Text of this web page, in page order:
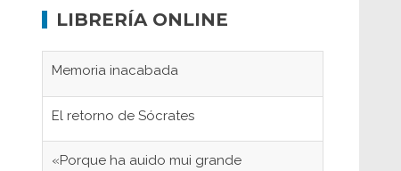
LIBRERÍA ONLINE
Memoria inacabada
El retorno de Sócrates
«Porque ha auido mui grande